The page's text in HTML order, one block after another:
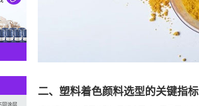
二、塑料着色颜料选型的关键指标
同涂层